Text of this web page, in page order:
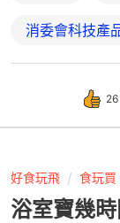
消委會科技產
26
好食玩飛 食玩買
浴室寶幾